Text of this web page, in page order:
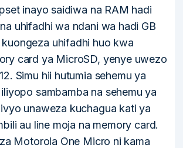
inayo saidiwa na RAM hadi
uhifadhi wa ndani wa hadi GB
uhifadhi huo kwa
card ya MicroSD, yenye uwezo
Simu hii hutumia sehemu ya
sambamba na sehemu ya
unaweza kuchagua kati ya
au line moja na memory card.
Motorola One Micro ni kama